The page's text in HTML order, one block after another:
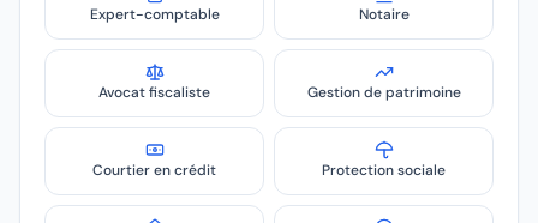
Expert-comptable Notaire
Avocat fiscaliste Gestion de patrimoine
Courtier en crédit Protection sociale